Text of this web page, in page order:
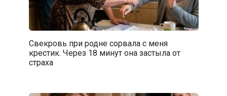
Свекровь при родне сорвала с меня
крестик. Через 18 минут она застыла от
страха